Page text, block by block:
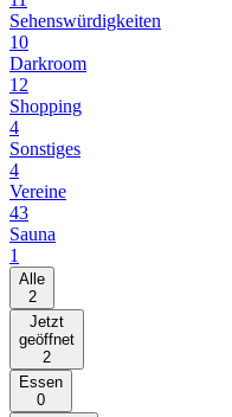
Sehenswürdigkeiten
10
Darkroom
12
Shopping
4
Sonstiges
4
Vereine
43
Sauna
1
Alle
2
Jetzt
geöffnet
2
Essen
0